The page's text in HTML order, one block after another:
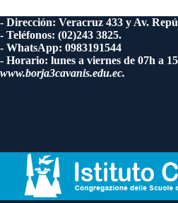
- Dirección: Veracruz 433 y Av.
- Teléfonos: (02)243 3825.
- WhatsApp: 0983191544
- Horario: lunes a viernes de 07h a
www.borja3cavanis.edu.ec.